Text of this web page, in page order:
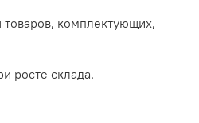
товаров, комплектующих,
росте склада.